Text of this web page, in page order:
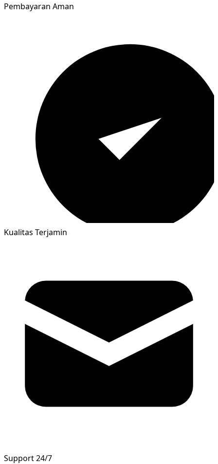
Pembayaran Aman
Kualitas Terjamin
Support 24/7